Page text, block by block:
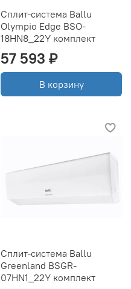
Сплит-система Ballu
Olympio Edge BSO-
18HN8_22Y комплект
57 593 ₽
В корзину
Сплит-система Ballu
Greenland BSGR-
07HN1_22Y комплект